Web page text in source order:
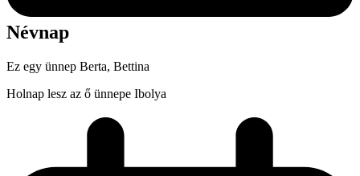
Névnap
Ez egy ünnep Berta, Bettina
Holnap lesz az ő ünnepe Ibolya